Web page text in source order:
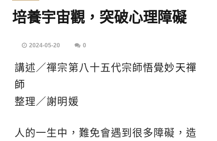
培養宇宙觀，突破心理障礙
2024-05-20 0
講述／禪宗第八十五代宗師悟覺妙天禪
師
整理／謝明媛
人的一生中，難免會遇到很多障礙，造